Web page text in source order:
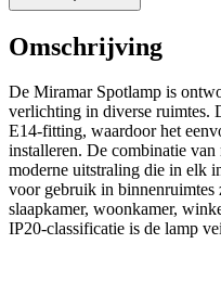
Omschrijving
De Miramar Spotlamp is
verlichting in diverse ruimtes.
E14-fitting, waardoor het
installeren. De combinatie
moderne uitstraling die in elk
voor gebruik in binnenruimtes
slaapkamer, woonkamer,
IP20-classificatie is de lamp